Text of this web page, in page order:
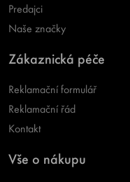
Predajci
Naše značky
Zákaznická péče
Reklamační formulář
Reklamační řád
Kontakt
Vše o nákupu